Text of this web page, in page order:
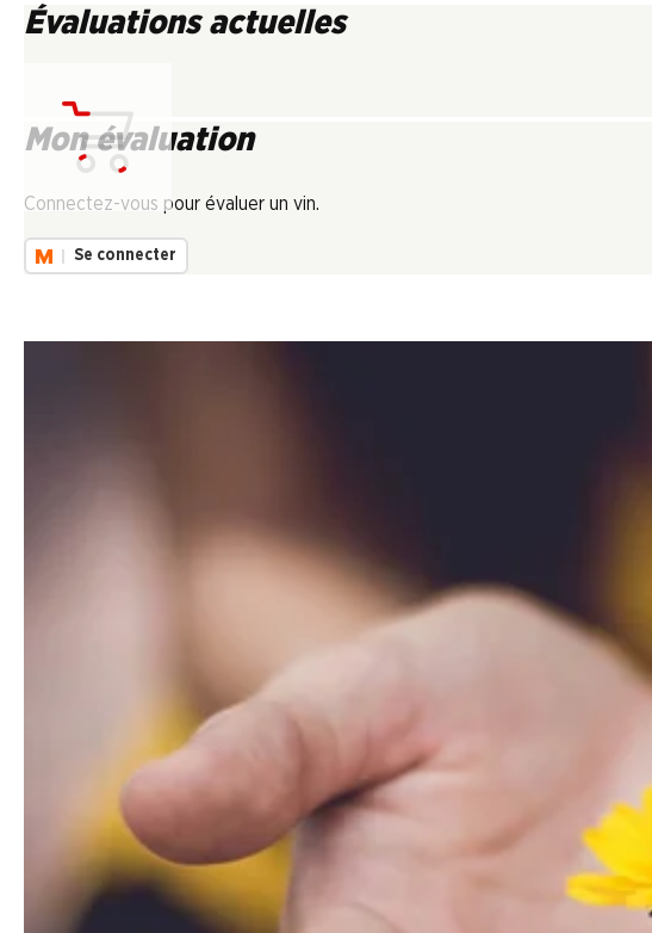
Évaluations actuelles
Mon évaluation
Connectez-vous pour évaluer un vin.
Se connecter